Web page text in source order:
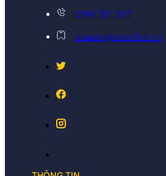
0968 382 682
support@sunoffice.vn